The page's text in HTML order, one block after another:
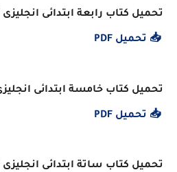
تحميل كتاب رابعة ابتدائى انجليزى ترم
📥 تحميل PDF
تحميل كتاب خامسة ابتدائى انجليزى
📥 تحميل PDF
تحميل كتاب ساتة ابتدائى انجليزى ترم